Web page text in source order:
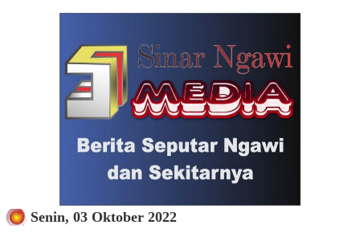
Senin, 03 Oktober 2022